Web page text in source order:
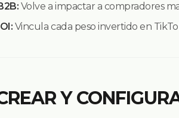
Volve a impactar a compradores
Vincula cada peso invertido en
Y